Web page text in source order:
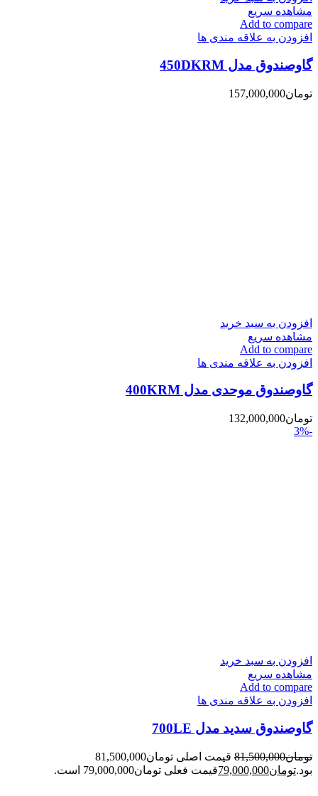
مشاهده سریع
Add to compare
افزودن به علاقه مندی ها
گاوصندوق مدل 450DKRM
تومان157,000,000
افزودن به سبد خرید
مشاهده سریع
Add to compare
افزودن به علاقه مندی ها
گاوصندوق موحدی مدل 400KRM
تومان132,000,000
-3%
افزودن به سبد خرید
مشاهده سریع
Add to compare
افزودن به علاقه مندی ها
گاوصندوق سدید مدل 700LE
تومان81,500,000
قیمت اصلی تومان81,500,000
بود.تومان79,000,000قیمت فعلی تومان79,000,000 است.